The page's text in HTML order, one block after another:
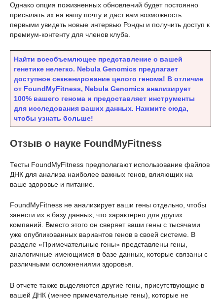
Однако опция пожизненных обновлений будет постоянно
присылать их на вашу почту и даст вам возможность
первыми увидеть новые интервью Ронды и получить доступ к
премиум-контенту для членов клуба.
Найти всеобъемлющее представление о вашей
генетике нелегко. Nebula Genomics предлагает
доступное секвенирование целого генома! В отличие
от FoundMyFitness, Nebula Genomics анализирует
100% вашего генома и предоставляет инструменты
для исследования ваших данных. Нажмите сюда,
чтобы узнать больше!
Отзыв о науке FoundMyFitness
Тесты FoundMyFitness предполагают использование файлов
ДНК для анализа наиболее важных генов, влияющих на
ваше здоровье и питание.
FoundMyFitness не анализирует ваши гены отдельно, чтобы
занести их в базу данных, что характерно для других
компаний. Вместо этого он сверяет ваши гены с тысячами
уже опубликованных вариантов генов в своей системе. В
разделе «Примечательные гены» представлены гены,
аналогичные имеющимся в базе данных, которые связаны с
различными осложнениями здоровья.
В отчете также выделяются другие гены, присутствующие в
вашей ДНК (менее примечательные гены), которые не